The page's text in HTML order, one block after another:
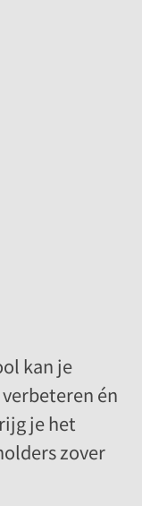
kan je
én
je het
zover